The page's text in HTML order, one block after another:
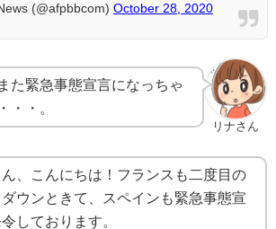
(@afpbbcom) October 28, 2020
リナさん
た緊急事態宣言になっちゃ
・・。
ん、こんにちは！フランスも二度目の
ダウンときて、スペインも緊急事態宣
しております。